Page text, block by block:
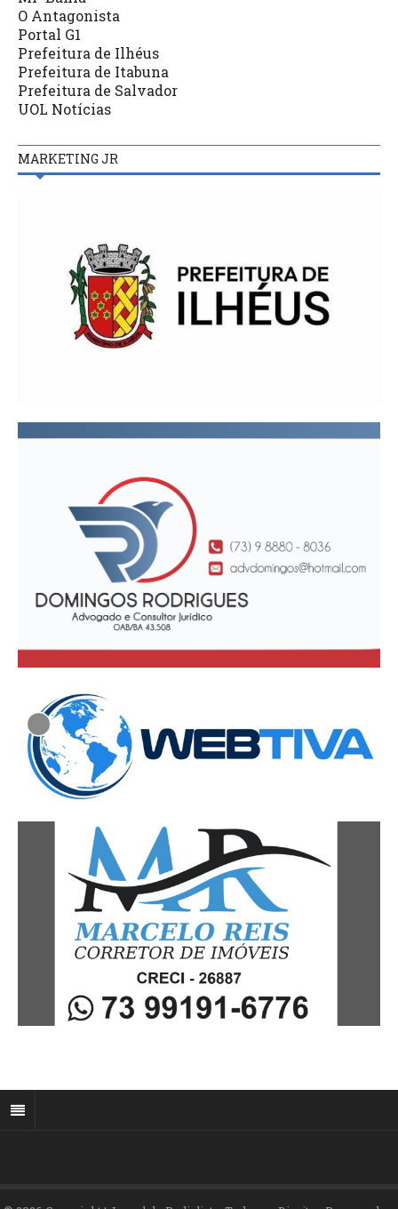
O Antagonista
Portal G1
Prefeitura de Ilhéus
Prefeitura de Itabuna
Prefeitura de Salvador
UOL Notícias
MARKETING JR